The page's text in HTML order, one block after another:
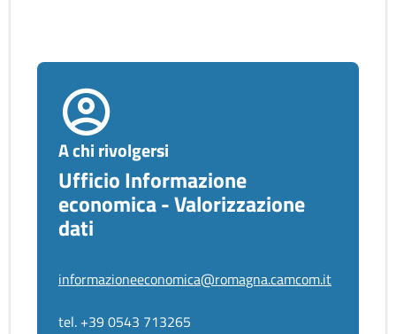
A chi rivolgersi
Ufficio Informazione
economica - Valorizzazione
dati
informazioneeconomica@romagna.camcom.it
tel. +39 0543 713265